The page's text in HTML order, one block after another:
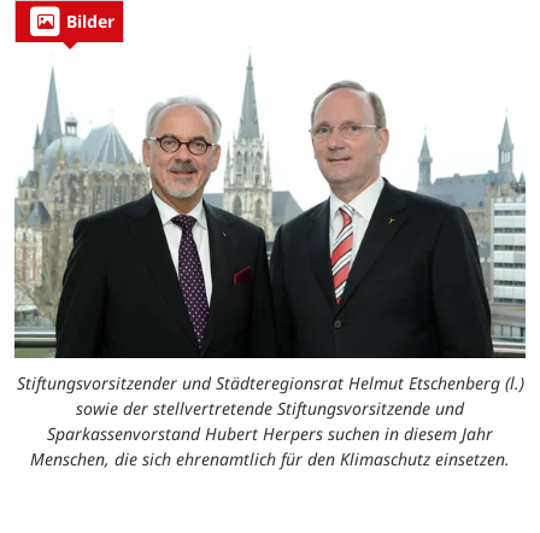
Bilder
Stiftungsvorsitzender und Städteregionsrat Helmut Etschenberg (l.)
sowie der stellvertretende Stiftungsvorsitzende und
Sparkassenvorstand Hubert Herpers suchen in diesem Jahr
Menschen, die sich ehrenamtlich für den Klimaschutz einsetzen.